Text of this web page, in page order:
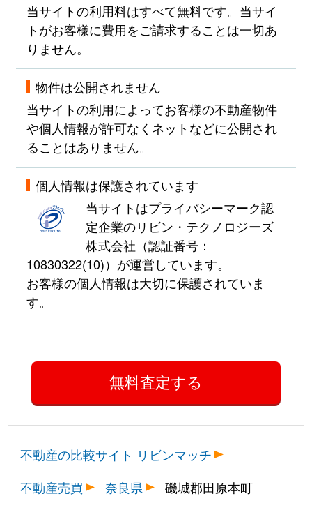
当サイトの利用料はすべて無料です。当サイ
トがお客様に費用をご請求することは一切あ
りません。
物件は公開されません
当サイトの利用によってお客様の不動産物件
や個人情報が許可なくネットなどに公開され
ることはありません。
個人情報は保護されています
当サイトはプライバシーマーク認
定企業のリビン・テクノロジーズ
株式会社（認証番号：
10830322(10)）が運営しています。
お客様の個人情報は大切に保護されていま
す。
不動産の比較サイト リビンマッチ
不動産売買
奈良県 磯城郡田原本町